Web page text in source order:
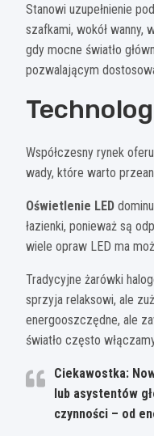
Stanowi uzupełnienie
szafkami, wokół
gdy mocne światło
pozwalającym
Współczesny rynek
wady, które warto
Oświetlenie LED
łazienki, ponieważ są
wiele opraw LED ma
Tradycyjne żarówki
sprzyja relaksowi, ale
energooszczędne, ale
światło często
Ciekawostka:
lub asystentów
czynności – od